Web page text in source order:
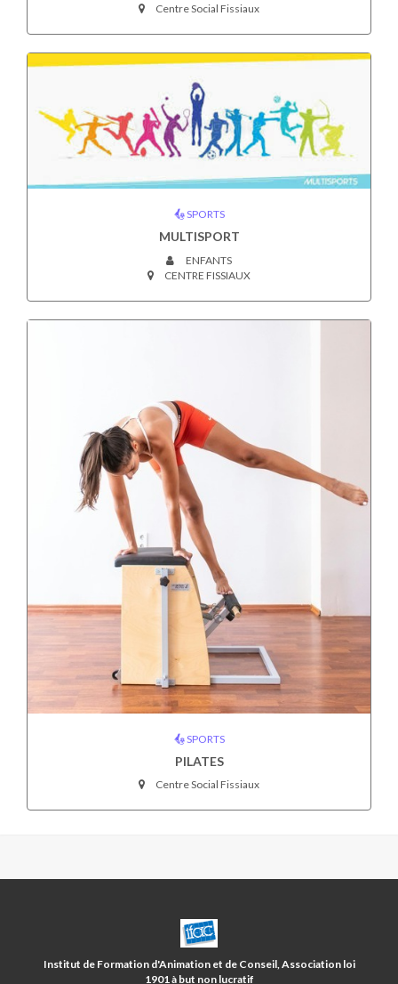
Centre Social Fissiaux
SPORTS
MULTISPORT
ENFANTS
CENTRE FISSIAUX
SPORTS
PILATES
Centre Social Fissiaux
CENTRE
SOCIAL
FISSIAUX/5
AVENUES
Institut de Formation d'Animation et de Conseil, Association loi
1901 à but non lucratif